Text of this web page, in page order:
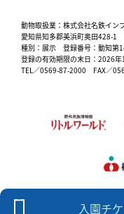
動物取扱業：株式会社名鉄イ
愛知県知多郡美浜町奥田428-1
種別：展示 登録番号：動知第
登録の有効期限の末日：2026
TEL／0569-87-2000 FAX／
入園チ